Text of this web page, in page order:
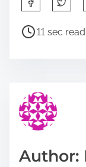
h
a
s
p
s
P
o
e
a
d
i
11 sec read
Author: